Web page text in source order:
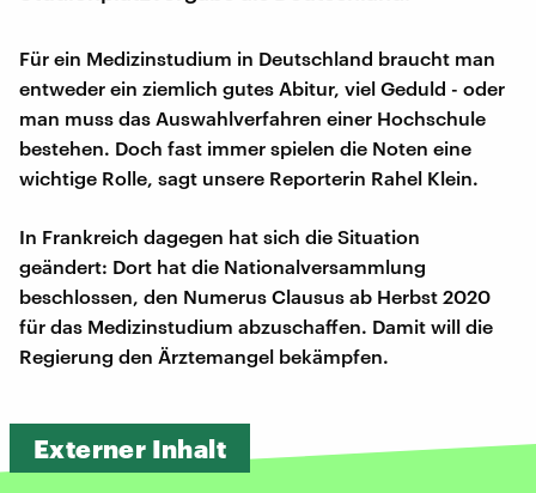
Für ein Medizinstudium in Deutschland braucht man
entweder ein ziemlich gutes Abitur, viel Geduld - oder
man muss das Auswahlverfahren einer Hochschule
bestehen. Doch fast immer spielen die Noten eine
wichtige Rolle, sagt unsere Reporterin Rahel Klein.
In Frankreich dagegen hat sich die Situation
geändert: Dort hat die Nationalversammlung
beschlossen, den Numerus Clausus ab Herbst 2020
für das Medizinstudium abzuschaffen. Damit will die
Regierung den Ärztemangel bekämpfen.
Externer Inhalt